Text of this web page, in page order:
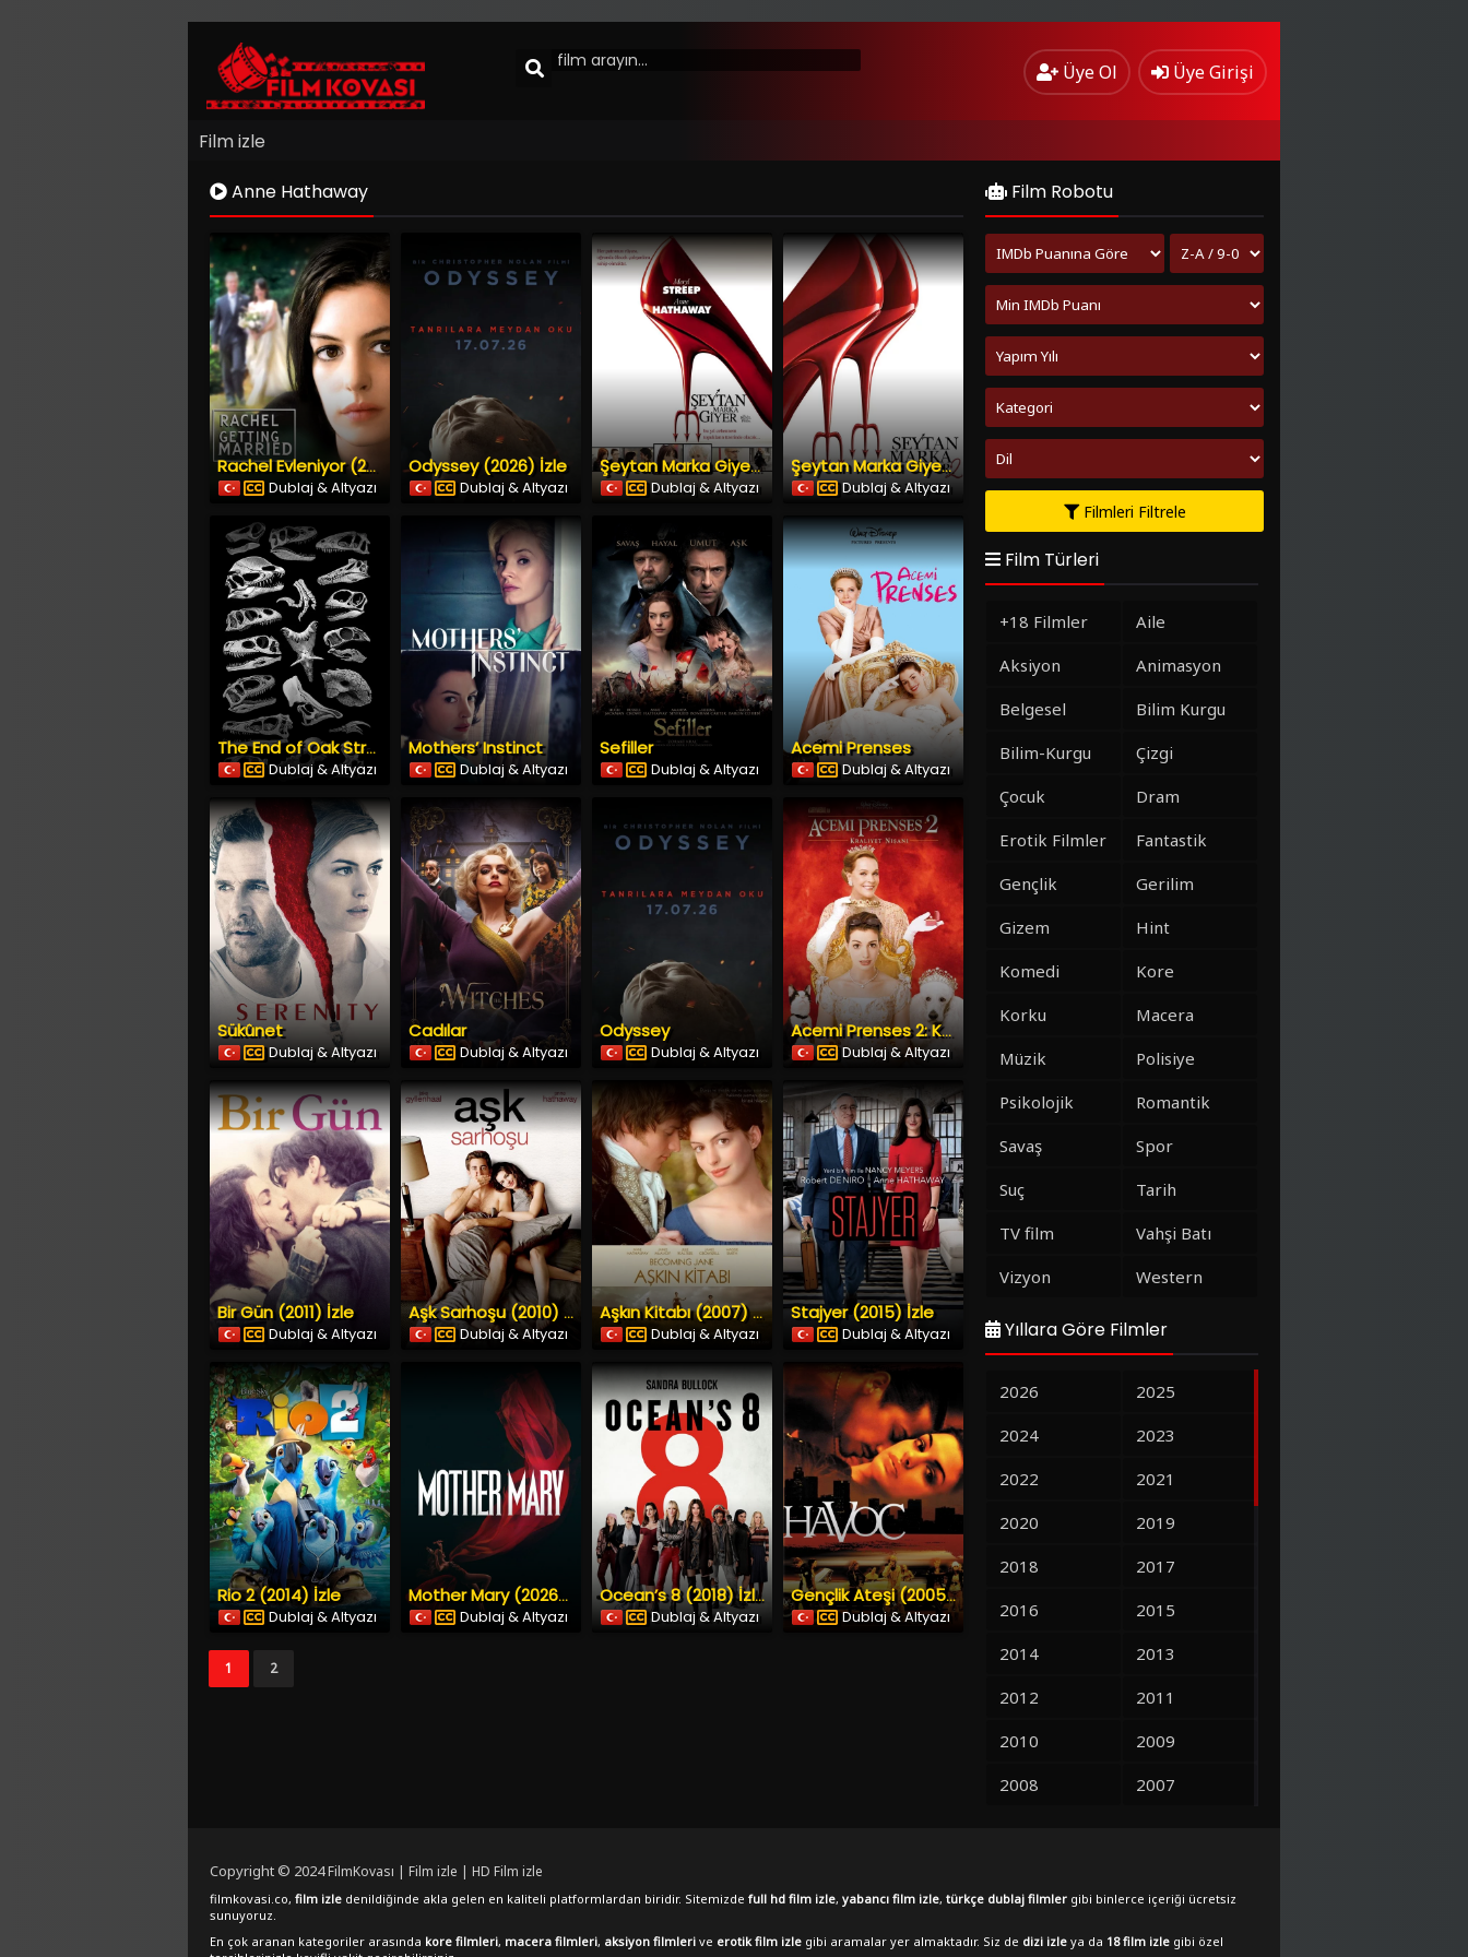
Üye Ol Üye Girişi
Film izle
Anne Hathaway
Rachel Evleniyor (2008) İzle
Dublaj & Altyazı
Odyssey (2026) İzle
Dublaj & Altyazı
Şeytan Marka Giyer (2006) İzle
Dublaj & Altyazı
Şeytan Marka Giyer 2 (2026) İzle
Dublaj & Altyazı
The End of Oak Street
Dublaj & Altyazı
Mothers’ Instinct
Dublaj & Altyazı
Sefiller
Dublaj & Altyazı
Acemi Prenses
Dublaj & Altyazı
Sükûnet
Dublaj & Altyazı
Cadılar
Dublaj & Altyazı
Odyssey
Dublaj & Altyazı
Acemi Prenses 2: Kraliyet Nişanı (2004) İzle
Dublaj & Altyazı
Bir Gün (2011) İzle
Dublaj & Altyazı
Aşk Sarhoşu (2010) İzle
Dublaj & Altyazı
Aşkın Kitabı (2007) İzle
Dublaj & Altyazı
Stajyer (2015) İzle
Dublaj & Altyazı
Rio 2 (2014) İzle
Dublaj & Altyazı
Mother Mary (2026) İzle
Dublaj & Altyazı
Ocean’s 8 (2018) İzle
Dublaj & Altyazı
Gençlik Ateşi (2005) İzle
Dublaj & Altyazı
1 2
Film Robotu
Filmleri Filtrele
Film Türleri
+18 Filmler
Aile
Aksiyon
Animasyon
Belgesel
Bilim Kurgu
Bilim-Kurgu
Çizgi
Çocuk
Dram
Erotik Filmler
Fantastik
Gençlik
Gerilim
Gizem
Hint
Komedi
Kore
Korku
Macera
Müzik
Polisiye
Psikolojik
Romantik
Savaş
Spor
Suç
Tarih
TV film
Vahşi Batı
Vizyon
Western
Yıllara Göre Filmler
2026
2025
2024
2023
2022
2021
2020
2019
2018
2017
2016
2015
2014
2013
2012
2011
2010
2009
2008
2007
Copyright © 2024FilmKovası | Film izle | HD Film izle
filmkovasi.co, film izle denildiğinde akla gelen en kaliteli platformlardan biridir. Sitemizde full hd film izle, yabancı film izle, türkçe dublaj filmler gibi binlerce içeriği ücretsiz
sunuyoruz.
En çok aranan kategoriler arasında kore filmleri, macera filmleri, aksiyon filmleri ve erotik film izle gibi aramalar yer almaktadır. Siz de dizi izle ya da 18 film izle gibi özel